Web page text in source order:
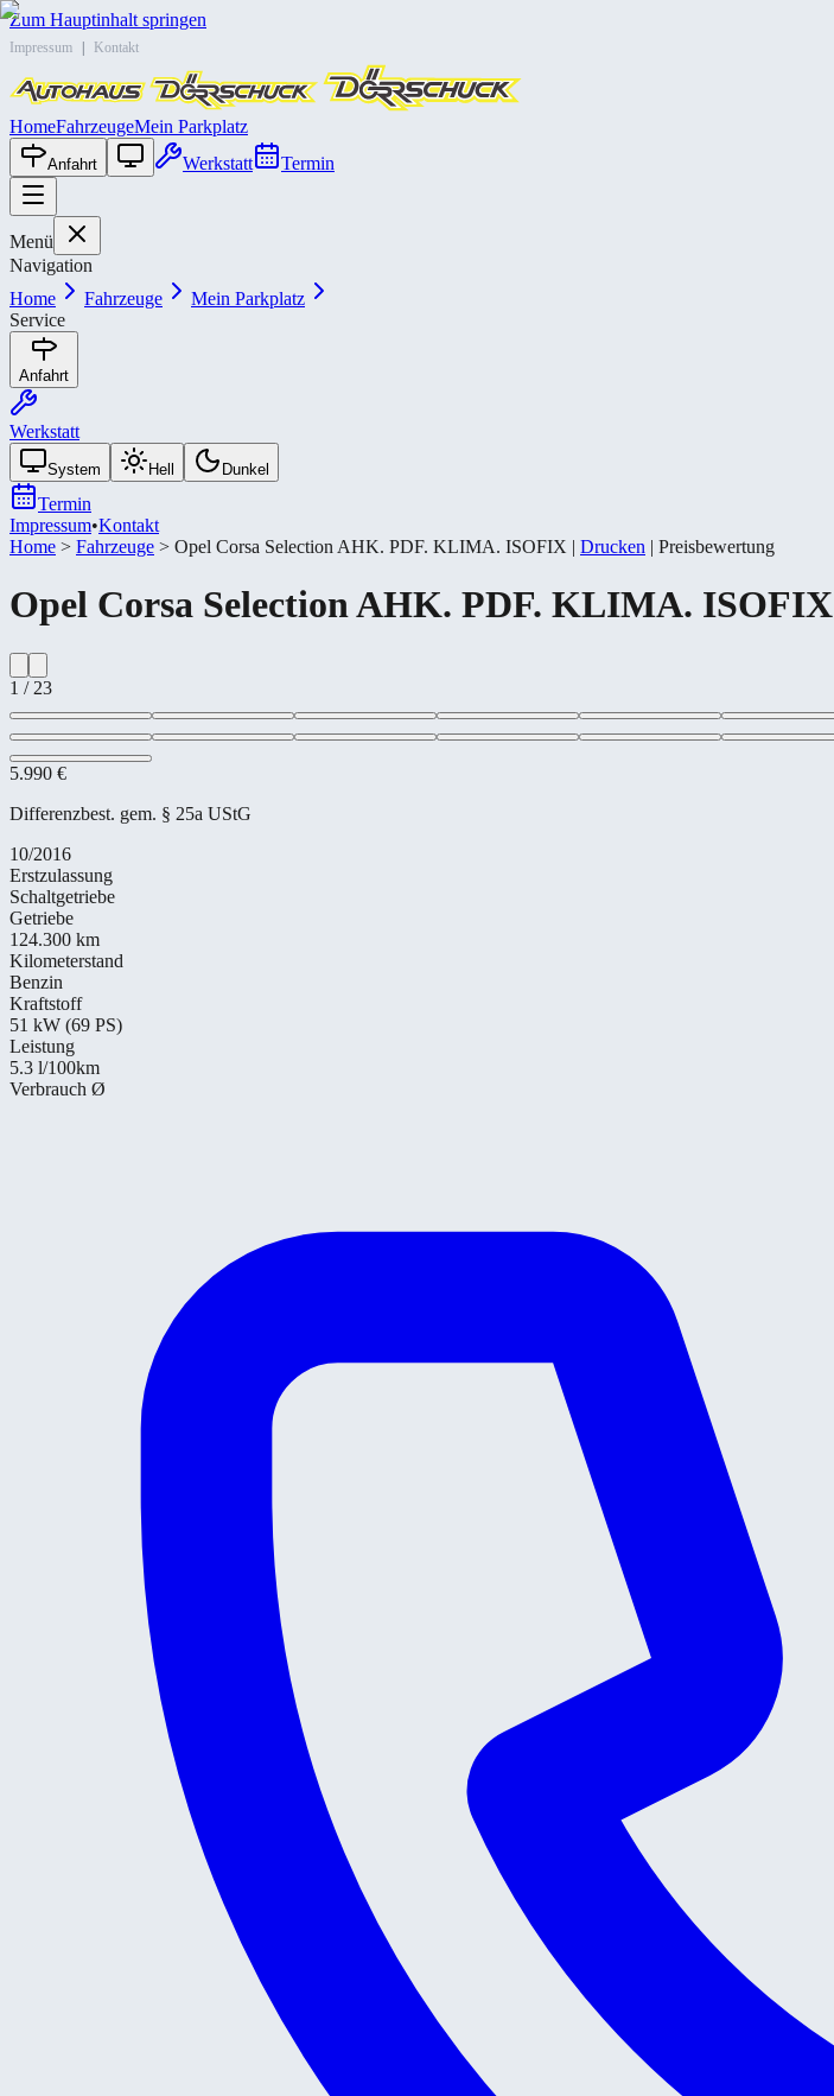
Zum Hauptinhalt springen
Impressum Kontakt
HomeFahrzeugeMein Parkplatz
Anfahrt Werkstatt Termin
Menü
Navigation
Home
Fahrzeuge
Mein Parkplatz
Service
Anfahrt
Werkstatt
System Hell Dunkel
Termin
Impressum•Kontakt
Home > Fahrzeuge > Opel Corsa Selection AHK. PDF. KLIMA. ISOFIX | Drucken | Preisbewertung
Opel Corsa Selection AHK. PDF. KLIMA. ISOFIX
1 / 23
5.990 €
Differenzbest. gem. § 25a UStG
10/2016
Erstzulassung
Schaltgetriebe
Getriebe
124.300 km
Kilometerstand
Benzin
Kraftstoff
51 kW (69 PS)
Leistung
5.3 l/100km
Verbrauch Ø